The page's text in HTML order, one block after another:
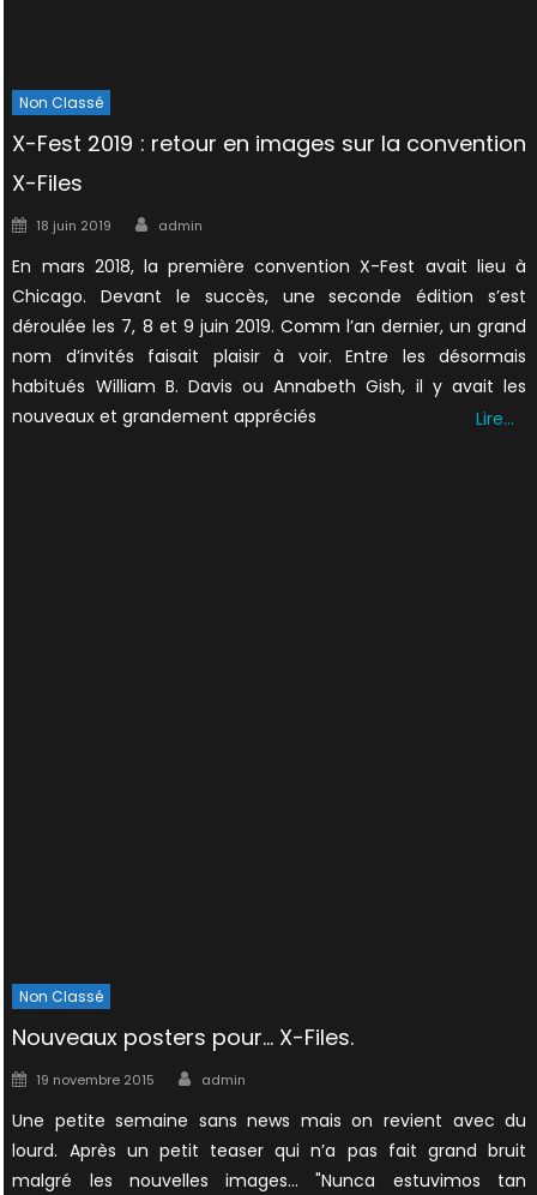
Non Classé
X-Fest 2019 : retour en images sur la convention
X-Files
Posted
18 juin 2019 Author
admin
En mars 2018, la première convention X-Fest avait lieu à
Chicago. Devant le succès, une seconde édition s’est
déroulée les 7, 8 et 9 juin 2019. Comm l’an dernier, un grand
nom d’invités faisait plaisir à voir. Entre les désormais
habitués William B. Davis ou Annabeth Gish, il y avait les
nouveaux et grandement appréciés
Lire…
Non Classé
Nouveaux posters pour… X-Files.
Posted
19 novembre 2015 Author
admin
Une petite semaine sans news mais on revient avec du
lourd. Après un petit teaser qui n’a pas fait grand bruit
malgré les nouvelles images… "Nunca estuvimos tan